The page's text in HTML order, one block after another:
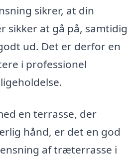
sikrer, at din
sikker at gå på, samtidig
ud. Det er derfor en
i professionel
en terrasse, der
hånd, er det en god
af træterrasse i